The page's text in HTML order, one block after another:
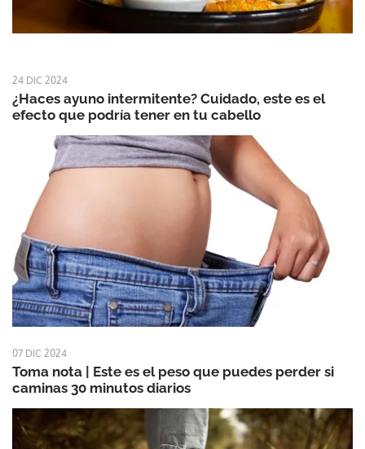
24 DIC 2024
¿Haces ayuno intermitente? Cuidado, este es el
efecto que podría tener en tu cabello
07 DIC 2024
Toma nota | Este es el peso que puedes perder si
caminas 30 minutos diarios